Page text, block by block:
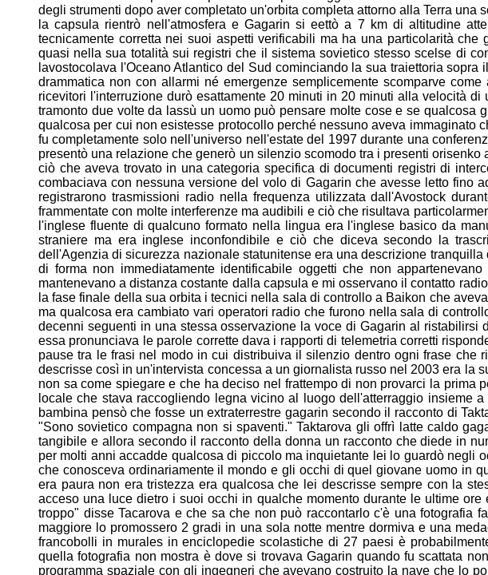
degli strumenti dopo aver completato un'orbita completa attorno alla Terra una
lacapsula rientrò nell'atmosfera e Gagarin si eettò a 7 km dialtitudine
tecnicamente corretta nei suoi aspetti verificabili ma ha una particolarità che
quasi nella sua totalità sui registri che il sistema sovietico stessoscelse di
lavostocolava l'Oceano Atlantico del Sud cominciando la sua traiettoria sopra
drammatica non con allarmi né emergenze semplicementescomparve
ricevitori l'interruzione durò esattamente 20 minuti in 20 minuti alla velocità di
tramonto due volte da lassù un uomo può pensare molte cosee se qualcosa
qualcosa per cui non esistesse protocollo perché nessunoaveva immaginato
fu completamente solo nell'universo nell'estate del 1997 durante una
presentò una relazione che generò un silenzio scomodo tra i presenti orisenko
ciò che aveva trovato in una categoriaspecifica di documenti registri di
combaciava con nessunaversione del volo di Gagarin che avesse letto fino
registrarono trasmissioni radio nella frequenza utilizzata dall'Avostock
frammentate con molte interferenze maaudibili e ciò che risultava
l'inglese fluente di qualcuno formato nella
lingua era l'inglese basico da
straniere ma era inglese inconfondibile e ciò che diceva secondo la
dell'Agenzia di sicurezza nazionale statunitense era una descrizione tranquilla
di forma non immediatamente identificabile oggetti che non
mantenevano a distanza costante dalla capsula e mi osservano il contatto
la fase finale della sua orbita i tecnici nella sala di controllo a Baikon che
ma qualcosa era cambiato vari operatori radioche furono nella sala di
decenni seguenti in una stessa osservazione lavoce di Gagarin al ristabilirsi
essa pronunciava le parole corrette dava i rapportidi telemetria corretti
pause tra le frasi nel modo in cui distribuiva il silenzio dentro ogni frase che
descrisse così in un'intervista concessa a un giornalista russo nel 2003 era la
non sa come spiegare e che ha deciso nel frattempo di non provarci la prima
locale che stava raccogliendo legna vicino al luogodell'atterraggio insieme
bambina pensò che fosse un extraterrestre gagarin secondo il racconto di
"Sono sovietico compagna non si spaventi." Taktarova gli offrì latte caldo
tangibile e allora secondo il racconto della donna un racconto che diede in
per molti anni accadde qualcosa di piccolo ma inquietante lei lo guardò negli
che conosceva ordinariamente il mondo e gli occhi di quel giovane uomo in
era paura non era tristezza era qualcosa che lei descrisse sempre con la
acceso una
luce dietro i suoi occhi in qualche momento durante le ultime ore
troppo" disseTacarova e che sa che non può raccontarlo c'è una fotografia
maggiore lo promossero 2 gradi in una sola notte mentre dormiva e una
francobolli in murales in enciclopedie scolastiche di 27 paesi è
quellafotografia non mostra è dove si trovava Gagarin quando fuscattata
programma spaziale con gli ingegneri che avevano costruito la nave che lo